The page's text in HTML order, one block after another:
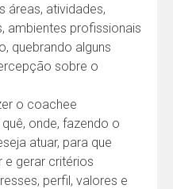
áreas, atividades,
ambientes profissionais
quebrando alguns
sobre o
o coachee
onde, fazendo o
atuar, para que
gerar critérios
perfil, valores e